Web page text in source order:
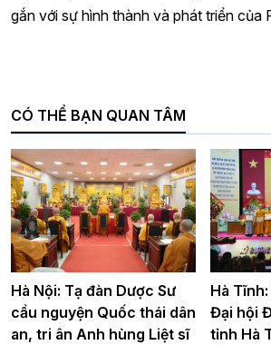
gắn với sự hình thành và phát triển của
CÓ THỂ BẠN QUAN TÂM
Hà Nội: Tạ đàn Dược Sư
cầu nguyện Quốc thái dân
an, tri ân Anh hùng Liệt sĩ
Hà
Đại hội
tỉnh Hà